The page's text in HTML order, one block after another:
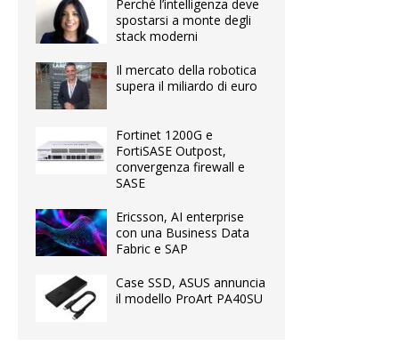
Perché l’intelligenza deve
spostarsi a monte degli
stack moderni
Il mercato della robotica
supera il miliardo di euro
Fortinet 1200G e
FortiSASE Outpost,
convergenza firewall e
SASE
Ericsson, AI enterprise
con una Business Data
Fabric e SAP
Case SSD, ASUS annuncia
il modello ProArt PA40SU